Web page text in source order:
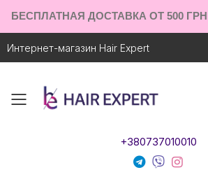
БЕСПЛАТНАЯ ДОСТАВКА ОТ 500
Интернет-магазин Hair Expert
Toggle mobile menu
+380737010010